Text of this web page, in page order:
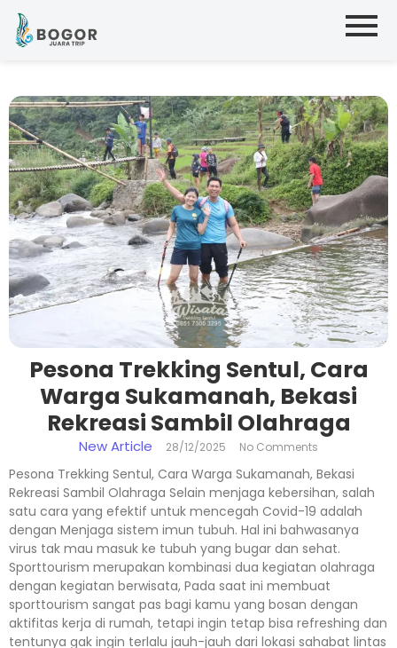
Pesona Trekking Sentul, Cara
Warga Sukamanah, Bekasi
Rekreasi Sambil Olahraga
New Article 28/12/2025 No Comments
Pesona Trekking Sentul, Cara Warga Sukamanah, Bekasi
Rekreasi Sambil Olahraga Selain menjaga kebersihan, salah
satu cara yang efektif untuk mencegah Covid-19 adalah
dengan Menjaga sistem imun tubuh. Hal ini bahwasanya
virus tak mau masuk ke tubuh yang bugar dan sehat.
Sporttourism merupakan kombinasi dua kegiatan olahraga
dengan kegiatan berwisata, Pada saat ini membuat
sporttourism sangat pas bagi kamu yang bosan dengan
aktifitas kerja di rumah, tetapi ingin tetap bisa refreshing dan
tentunya gak ingin terlalu jauh-jauh dari lokasi sahabat lintas